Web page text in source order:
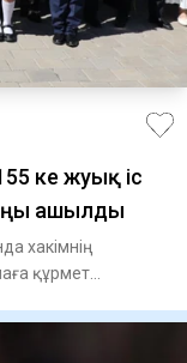
ке жуық іс
ашылды
хакімнің
құрмет